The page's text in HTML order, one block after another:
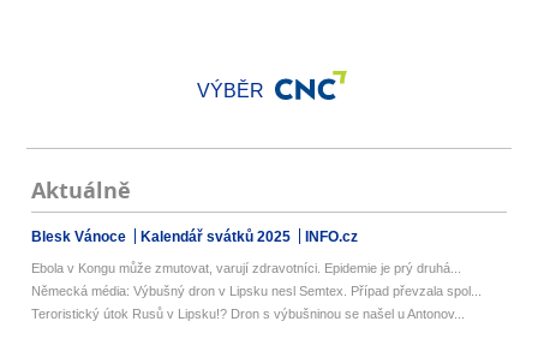
VÝBĚR
Aktuálně
Blesk Vánoce Kalendář svátků 2025 INFO.cz
Ebola v Kongu může zmutovat, varují zdravotníci. Epidemie je prý druhá...
Německá média: Výbušný dron v Lipsku nesl Semtex. Případ převzala spol...
Teroristický útok Rusů v Lipsku!? Dron s výbušninou se našel u Antonov...